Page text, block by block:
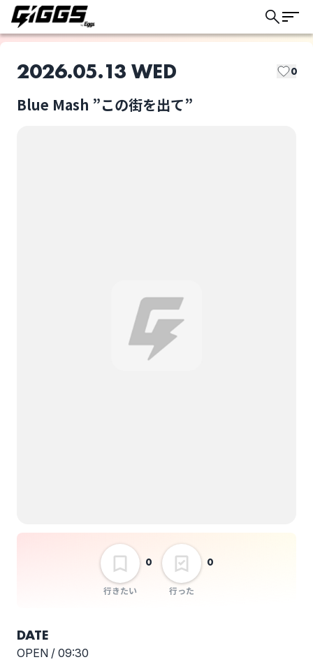
2026.05.13 WED 0
Blue Mash ”この街を出て”
行きたい
0
行った
0
DATE
OPEN / 09:30
このライブの取り置きは終了しました